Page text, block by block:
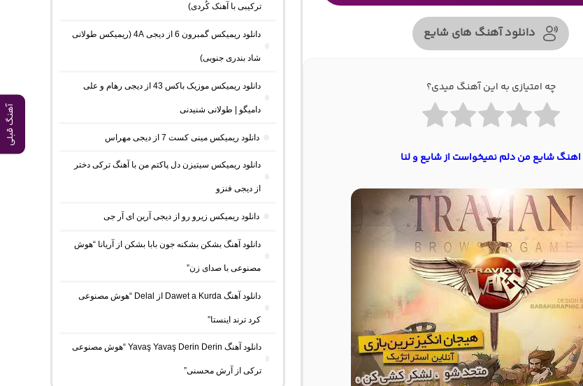
آهنگ قبلی
دانلود آهنگ های شایع
چه امتیازی به این آهنگ میدی؟
اهنگ شایع من دلم نمیخواست از شایع و لنا
ترکیبی با آهنک کُردی)
دانلود ریمیکس گمبرون 6 از دیجی 4A (ریمیکس طولانی
شاد بندری جنوبی)
دانلود ریمیکس موزیک باکس 43 از دیجی رهام و علی
دامیگو | طولانی شنیدنی
دانلود ریمیکس مینی کست 7 از دیجی مهراس
دانلود ریمیکس سیتیزن دل پاکتم من با آهنگ ترکی دختر
از دیجی فنزو
دانلود ریمیکس زیرو رو از دیجی آرین ای آر جی
دانلود آهنگ بشکن بشکنه جون بابا بشکن از آریانا “هوش
مصنوعی با صدای زن”
دانلود آهنگ Dawet a Kurda از Delal “هوش مصنوعی
کرد ترند اینستا”
دانلود آهنگ Yavaş Yavaş Derin Derin “هوش مصنوعی
ترکی از آرش محسنی”